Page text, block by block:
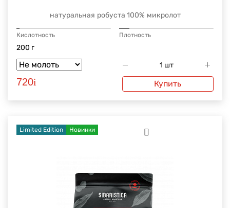
натуральная робуста 100% микролот
Кислотность Плотность
200 г
720i Купить
Limited Edition Новинки